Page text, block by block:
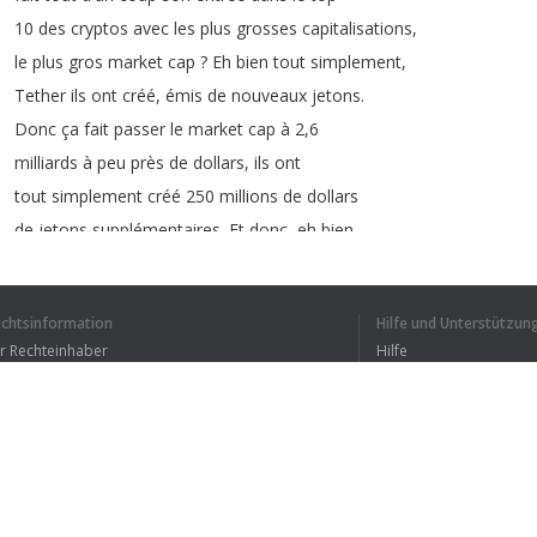
10 des cryptos avec les plus grosses capitalisations,
le plus gros market cap ? Eh bien tout simplement,
Tether ils ont créé, émis de nouveaux jetons.
Donc ça fait passer le market cap à 2,6
milliards à peu près de dollars, ils ont
tout simplement créé 250 millions de dollars
de jetons supplémentaires Et donc eh bien
ça fait passer
de capitalisation. Ce qui est extrêmement
Rechteinhaber
Hilfe und
Hilfe